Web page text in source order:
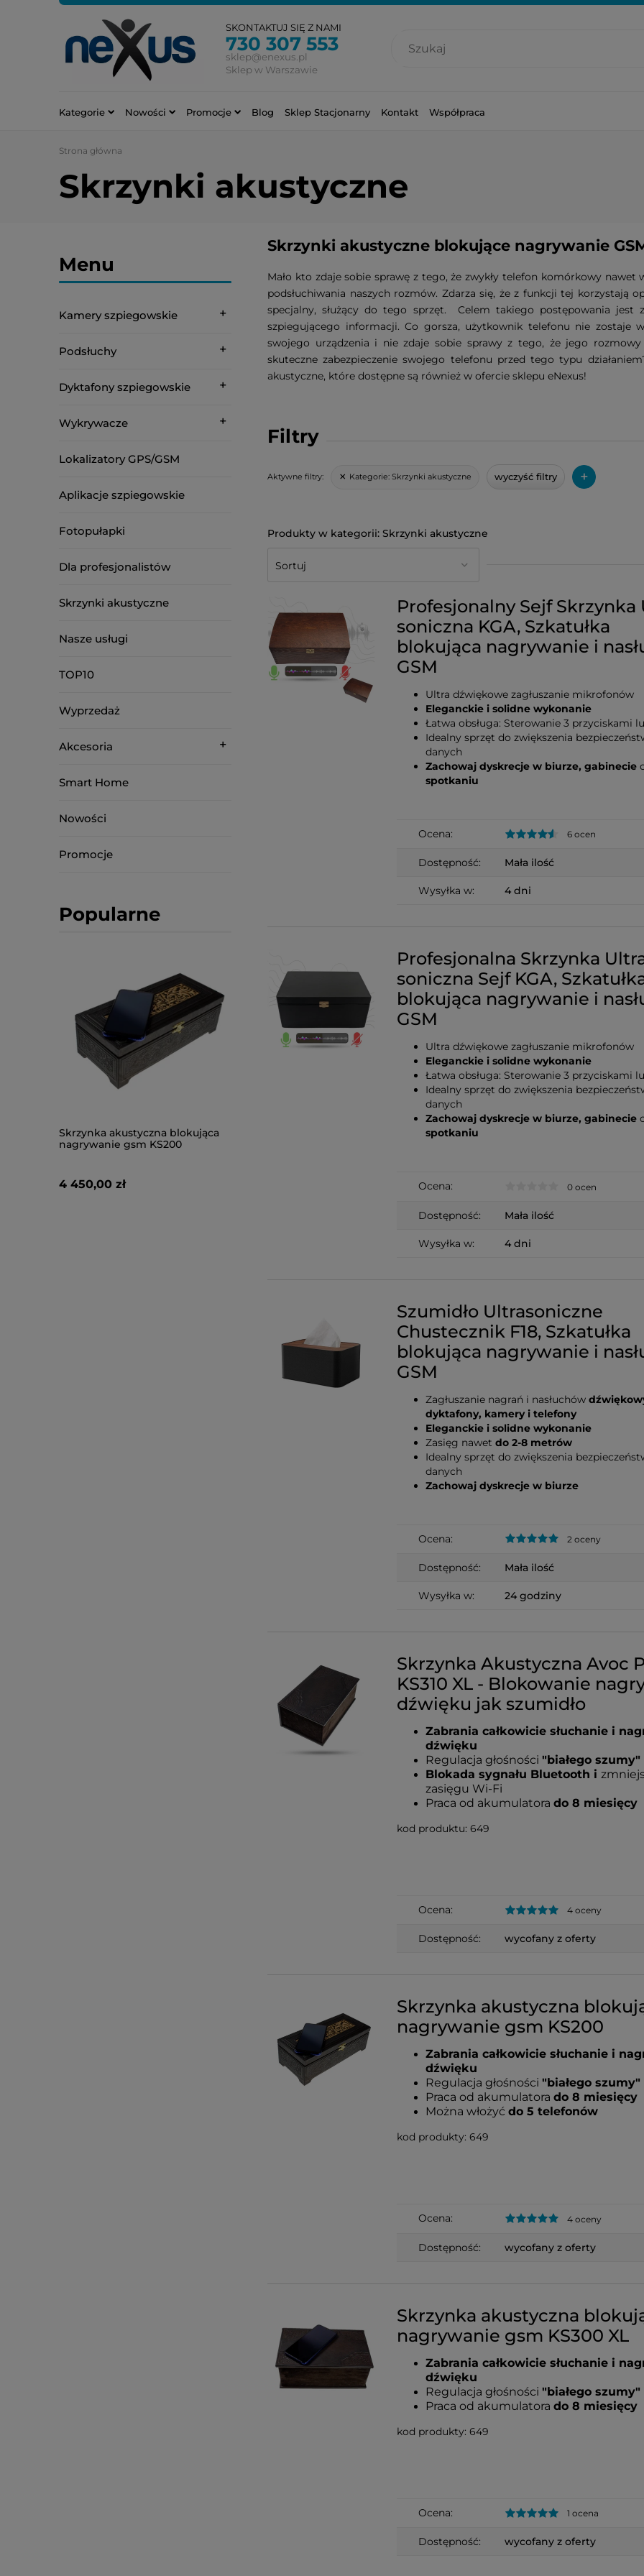
SKONTAKTUJ SIĘ Z NAMI
730 307 553
sklep@enexus.pl
Sklep w Warszawie
Kategorie Nowości Promocje Blog Sklep Stacjonarny Kontakt Współpraca
Strona główna
Skrzynki akustyczne
Menu
Kamery szpiegowskie
Podsłuchy
Dyktafony szpiegowskie
Wykrywacze
Lokalizatory GPS/GSM
Aplikacje szpiegowskie
Fotopułapki
Dla profesjonalistów
Skrzynki akustyczne
Nasze usługi
TOP10
Wyprzedaż
Akcesoria
Smart Home
Nowości
Promocje
Popularne
Skrzynka akustyczna blokująca
nagrywanie gsm KS200
4 450,00 zł
Skrzynka Akustyczna Avoc PRO
4 450,00 zł 3 999,00 zł
Filtry
Aktywne filtry: Kategorie: Skrzynki akustyczne wyczyść filtry +
Skrzynki akustyczne blokujące nagrywanie
Mało kto zdaje sobie sprawę z tego, że zwykły telefon komórkowy
podsłuchiwania naszych rozmów. Zdarza się, że z funkcji tej korzystają
specjalny, służący do tego sprzęt. Celem takiego postępowania jest
szpiegującego informacji. Co gorsza, użytkownik telefonu nie zostaje
swojego urządzenia i nie zdaje sobie sprawy z tego, że jego
skuteczne zabezpieczenie swojego telefonu przed tego typu
akustyczne, które dostępne są również w ofercie sklepu eNexus!
Skrzynki akustyczne
Profesjonalny Sejf Skrzynka
soniczna KGA, Szkatułka
blokująca nagrywanie i
GSM
Ultra dźwiękowe zagłuszanie mikrofonów
Eleganckie i solidne wykonanie
Łatwa obsługa: Sterowanie 3 przyciskami
Idealny sprzęt do zwiększenia
danych
Zachowaj dyskrecje w biurze, gabinecie
spotkaniu
Ocena: 6 ocen
Dostępność: Mała ilość
Wysyłka w: 4 dni
Profesjonalna Skrzynka
soniczna Sejf KGA,
blokująca nagrywanie i
GSM
Ultra dźwiękowe zagłuszanie mikrofonów
Eleganckie i solidne wykonanie
Łatwa obsługa: Sterowanie 3 przyciskami
Idealny sprzęt do zwiększenia
danych
Zachowaj dyskrecje w biurze, gabinecie
spotkaniu
Ocena: 0 ocen
Dostępność: Mała ilość
Wysyłka w: 4 dni
Szumidło Ultrasoniczne
Chustecznik F18, Szkatułka
blokująca nagrywanie i
GSM
Zagłuszanie nagrań i nasłuchów
dyktafony, kamery i telefony
Eleganckie i solidne wykonanie
Zasięg nawet do 2-8 metrów
Idealny sprzęt do zwiększenia
danych
Zachowaj dyskrecje w biurze
Ocena: 2 oceny
Dostępność: Mała ilość
Wysyłka w: 24 godziny
Skrzynka Akustyczna Avoc
KS310 XL - Blokowanie
dźwięku jak szumidło
Zabrania całkowicie słuchanie i
dźwięku
Regulacja głośności "białego szumy"
Blokada sygnału Bluetooth i
zasięgu Wi-Fi
Praca od akumulatora do 8 miesięcy
kod produktu: 649
Ocena: 4 oceny
Dostępność: wycofany z oferty
Skrzynka akustyczna
nagrywanie gsm KS200
Zabrania całkowicie słuchanie i
dźwięku
Regulacja głośności "białego szumy"
Praca od akumulatora do 8 miesięcy
Można włożyć do 5 telefonów
kod produkty: 649
Ocena: 4 oceny
Dostępność: wycofany z oferty
Skrzynka akustyczna
nagrywanie gsm KS300 XL
Zabrania całkowicie słuchanie i
dźwięku
Regulacja głośności "białego szumy"
Praca od akumulatora do 8 miesięcy
kod produkty: 649
Ocena: 1 ocena
Dostępność: wycofany z oferty